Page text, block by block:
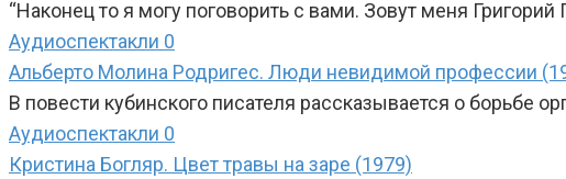
“Наконец то я могу поговорить с вами. Зовут меня
Аудиоспектакли 0
Альберто Молина Родригес. Люди невидимой профессии
В повести кубинского писателя рассказывается о борьбе
Аудиоспектакли 0
Кристина Богляр. Цвет травы на заре (1979)